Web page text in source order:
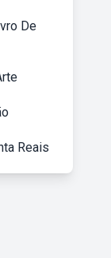
De
Reais